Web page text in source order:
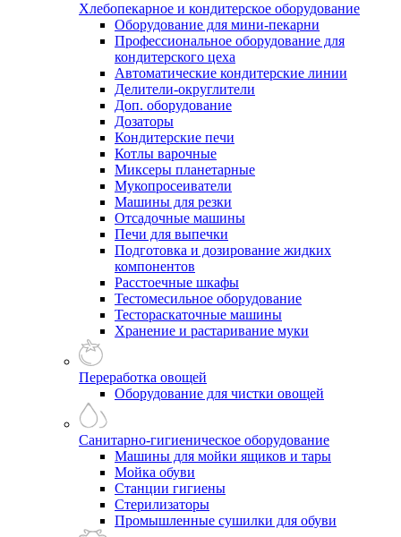
Хлебопекарное и кондитерское оборудование
Оборудование для мини-пекарни
Профессиональное оборудование для
кондитерского цеха
Автоматические кондитерские линии
Делители-округлители
Доп. оборудование
Дозаторы
Кондитерские печи
Котлы варочные
Миксеры планетарные
Мукопросеиватели
Машины для резки
Отсадочные машины
Печи для выпечки
Подготовка и дозирование жидких
компонентов
Расстоечные шкафы
Тестомесильное оборудование
Тестораскаточные машины
Хранение и растаривание муки
Переработка овощей
Оборудование для чистки овощей
Санитарно-гигиеническое оборудование
Машины для мойки ящиков и тары
Мойка обуви
Станции гигиены
Стерилизаторы
Промышленные сушилки для обуви